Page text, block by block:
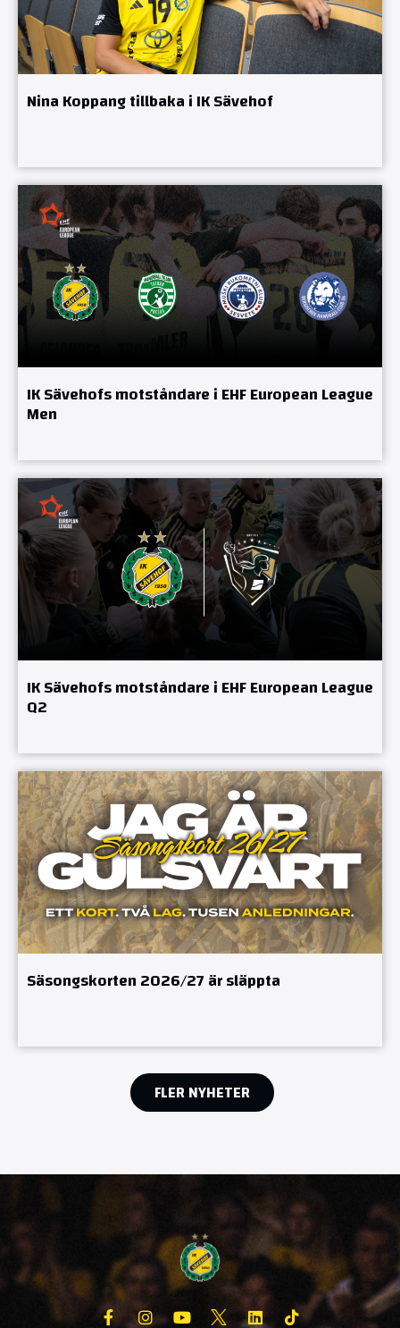
Nina Koppang tillbaka i IK Sävehof
IK Sävehofs motståndare i EHF European League
Men
IK Sävehofs motståndare i EHF European League
Q2
Säsongskorten 2026/27 är släppta
FLER NYHETER